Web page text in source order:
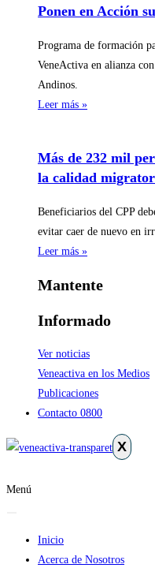
Ponen en Acción
Programa de formación
VeneActiva en alianza
Andinos.
Leer más »
Más de 232 mil
la calidad
Beneficiarios del CPP
evitar caer de nuevo en
Leer más »
Mantente
Informado
Ver noticias
Veneactiva en los Medios
Publicaciones
Contacto 0800
X
Menú
Inicio
Acerca de Nosotros